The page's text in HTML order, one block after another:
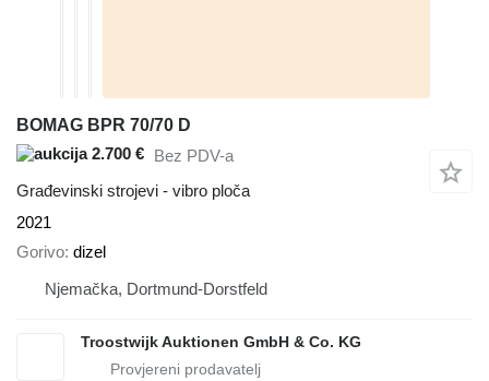
BOMAG BPR 70/70 D
2.700 € Bez PDV-a
Građevinski strojevi - vibro ploča
2021
Gorivo dizel
Njemačka, Dortmund-Dorstfeld
Troostwijk Auktionen GmbH & Co. KG